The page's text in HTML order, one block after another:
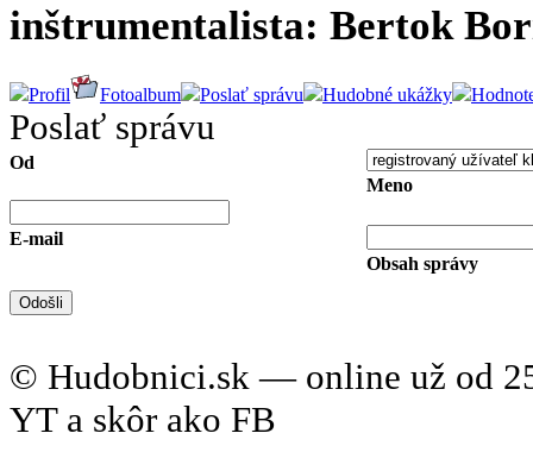
inštrumentalista: Bertok
Profil Fotoalbum Poslať správu Hudobné ukážky
Poslať správu
Od
Meno
E-mail
Obsah správy
© Hudobnici.sk — online už od
YT a skôr ako FB